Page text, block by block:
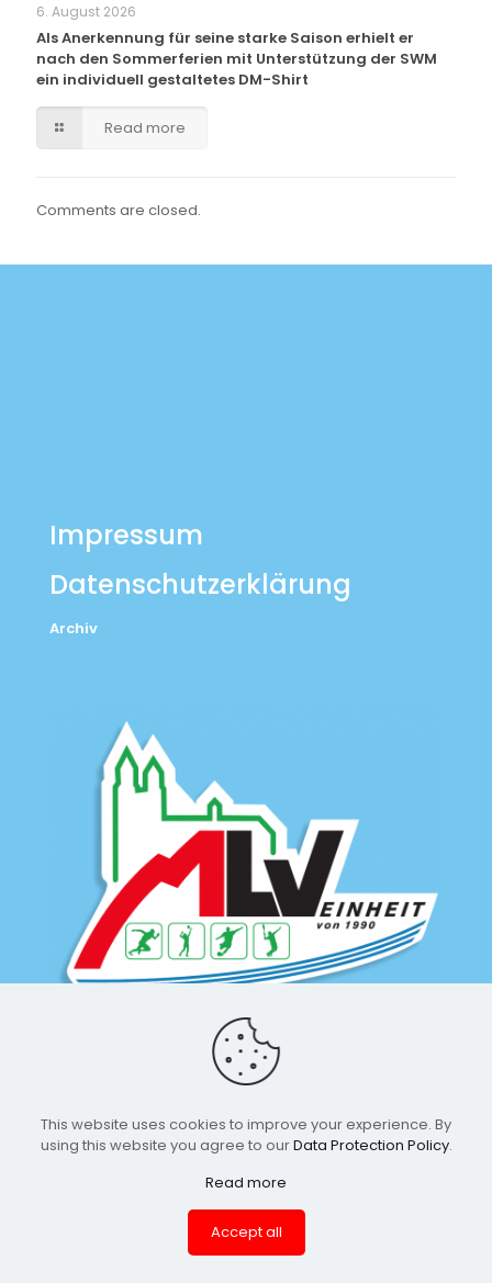
6. August 2026
Als Anerkennung für seine starke Saison erhielt er
nach den Sommerferien mit Unterstützung der SWM
ein individuell gestaltetes DM-Shirt
Read more
Comments are closed.
Impressum
Datenschutzerklärung
Archiv
© 2026 MLV-Einheit by Leon Lange | All Rights Reserved |
This website uses cookies to improve your experience. By
using this website you agree to ourData Protection Policy.
Read more
Accept all